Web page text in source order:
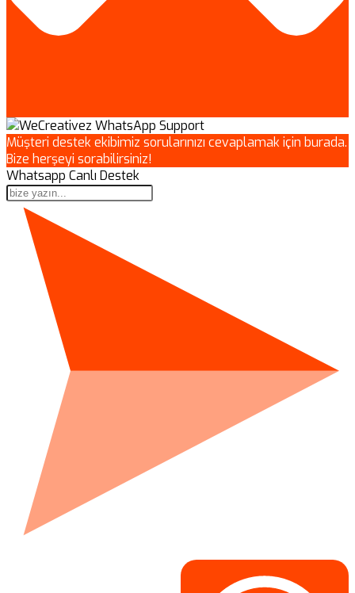
Müşteri destek ekibimiz sorularınızı cevaplamak için burada.
Bize herşeyi sorabilirsiniz!
Whatsapp Canlı Destek